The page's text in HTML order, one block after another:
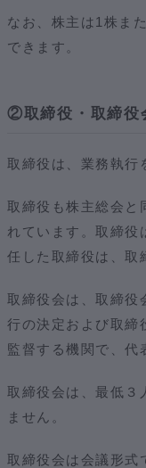
なお、株主は1株ま
できます。
②取締役・取締役
取締役は、業務執行
取締役も株主総会と
れています。取締役
任した取締役は、取
取締役会は、取締役
行の決定および取締
監督する機関で、代
取締役会は、最低３
ません。
取締役会は会議形式